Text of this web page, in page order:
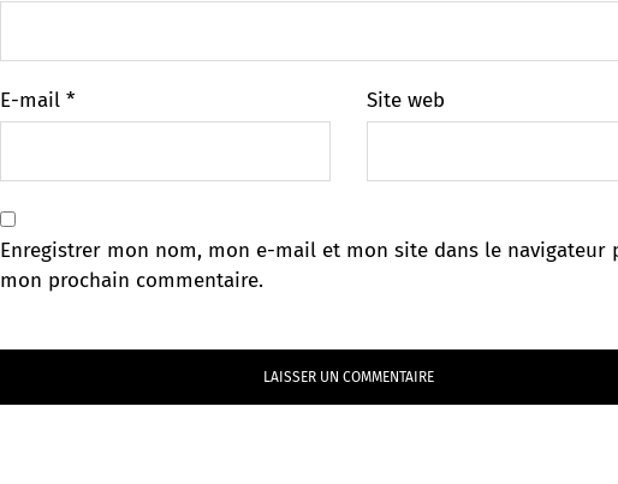
E-mail * Site web
Enregistrer mon nom, mon e-mail et mon site dans le navigateur
mon prochain commentaire.